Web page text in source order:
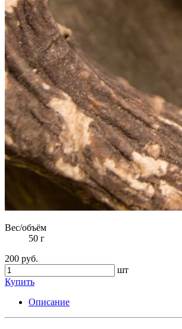
Вес/объём
50 г
200 руб.
шт
Купить
Описание